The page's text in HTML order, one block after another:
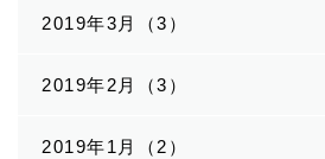
2019年3月（3）
2019年2月（3）
2019年1月（2）